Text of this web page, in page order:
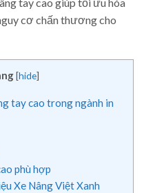
cơ chấn thương cho
[hide]
tay cao trong ngành in
phù hợp
Xe Nâng Việt Xanh